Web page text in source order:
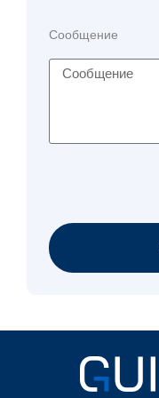
Сообщение